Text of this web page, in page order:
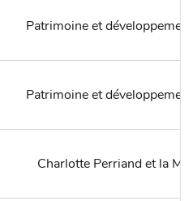
Patrimoine et
Patrimoine et
Charlotte Perriand et la